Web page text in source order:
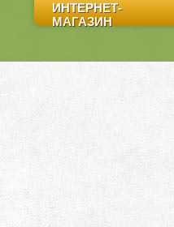
ИНТЕРНЕТ-
МАГАЗИН